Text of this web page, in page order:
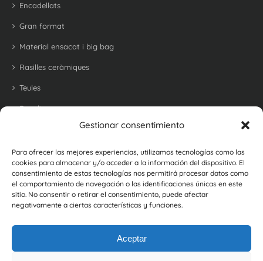
Gestionar consentimiento
Para ofrecer las mejores experiencias, utilizamos tecnologías como las
cookies para almacenar y/o acceder a la información del dispositivo. El
consentimiento de estas tecnologías nos permitirá procesar datos como
el comportamiento de navegación o las identificaciones únicas en este
sitio. No consentir o retirar el consentimiento, puede afectar
negativamente a ciertas características y funciones.
Aceptar
Encadellats
Gran format
Material ensacat i big bag
Rasilles ceràmiques
Teules
Revoltons
Maons refractari per a barbacoes i forns
Maons i rajoles rústiques
Botellers